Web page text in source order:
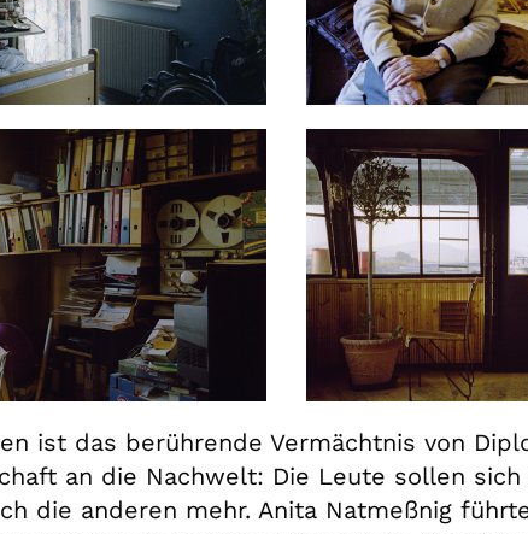
ist das berührende Vermächtnis von
an die Nachwelt: Die Leute sollen
die anderen mehr. Anita Natmeßnig